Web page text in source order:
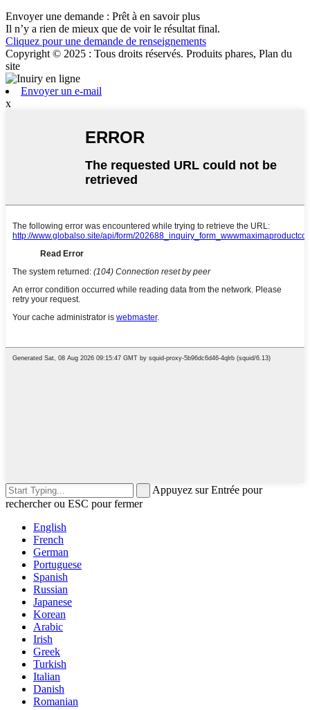
Envoyer une demande : Prêt à en savoir plus
Il n’y a rien de mieux que de voir le résultat final.
Cliquez pour une demande de renseignements
Copyright © 2025 : Tous droits réservés. Produits phares, Plan du
site
Envoyer un e-mail
x
Appuyez sur Entrée pour
rechercher ou ESC pour fermer
English
French
German
Portuguese
Spanish
Russian
Japanese
Korean
Arabic
Irish
Greek
Turkish
Italian
Danish
Romanian